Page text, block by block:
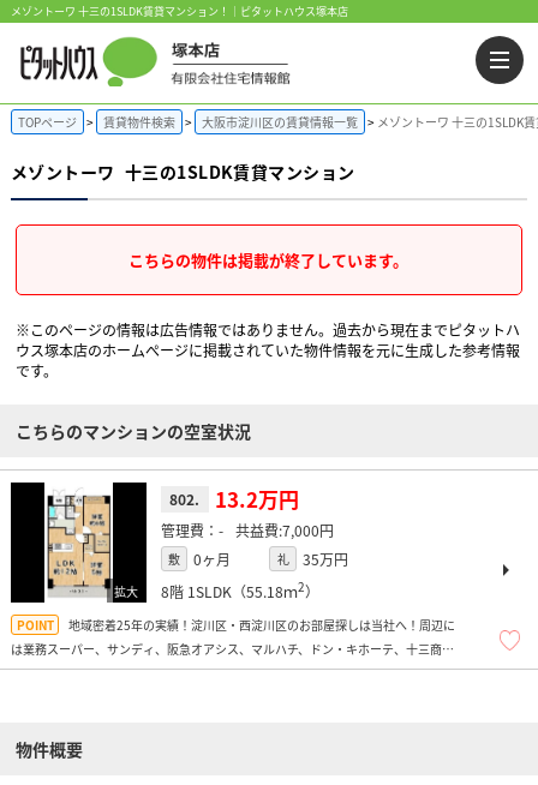
メゾントーワ 十三の1SLDK賃貸マンション！｜ピタットハウス塚本店
TOPページ 賃貸物件検索 大阪市淀川区の賃貸情報一覧 メゾントーワ 十三の1SLDK
メゾントーワ 十三の1SLDK賃貸マンション
こちらの物件は掲載が終了しています。
※このページの情報は広告情報ではありません。過去から現在までピタットハ
ウス塚本店のホームぺージに掲載されていた物件情報を元に生成した参考情報
です。
こちらのマンションの空室状況
802. 13.2万円
- 7,000円
敷 0ヶ月 礼
35万円
8階 1SLDK（55.18ｍ2）
地域密着25年の実績！淀川区・西淀川区のお部屋探しは当社へ！周辺に
は業務スーパー、サンディ、阪急オアシス、マルハチ、ドン・キホーテ、十三商店
街、ドラッグストア多数、飲食店多数あり便利ですよ！
物件概要